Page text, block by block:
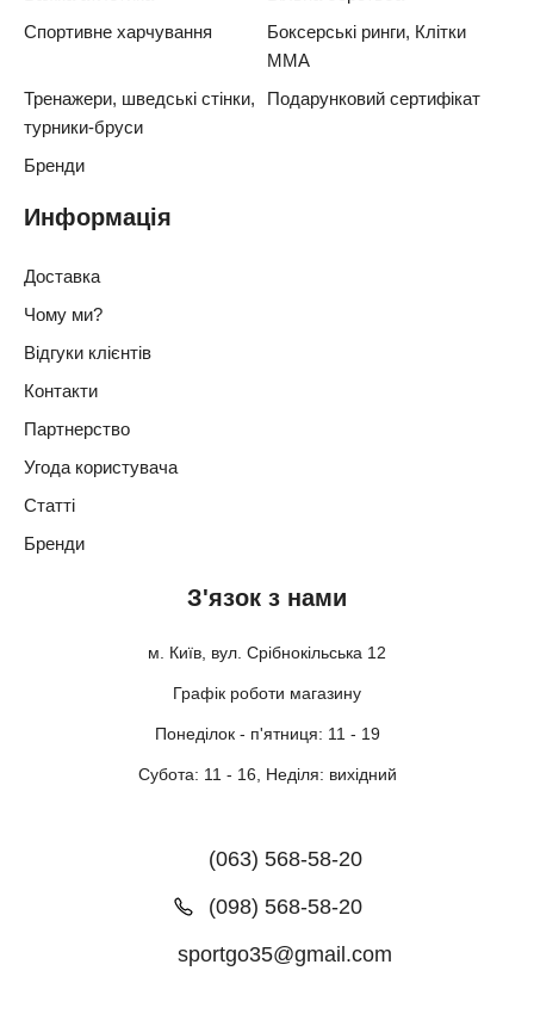
З'язок з нами
м. Київ, вул. Срібнокільська 12
Графік роботи магазину
Понеділок - п'ятниця: 11 - 19
Субота: 11 - 16, Неділя: вихідний
(063) 568-58-20
(098) 568-58-20
sportgo35@gmail.com
Спортивне харчування
Боксерські ринги, Клітки
ММА
Тренажери, шведські стінки,
турники-бруси
Подарунковий сертифікат
Бренди
Информація
Доставка
Чому ми?
Відгуки клієнтів
Контакти
Партнерство
Угода користувача
Статті
Бренди